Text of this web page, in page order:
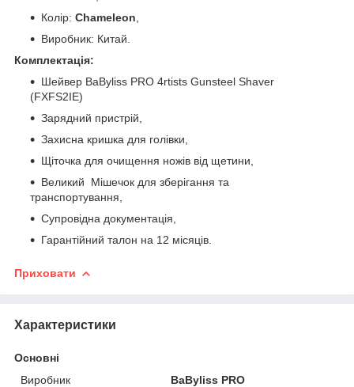
Колір: Chameleon
Виробник: Китай.
Комплектація:
Шейвер BaByliss PRO 4rtists Gunsteel Shaver
(FXFS2IE)
Зарядний пристрій,
Захисна кришка для голівки,
Щіточка для очищення ножів від щетини,
Великий Мішечок для зберігання та
транспортування,
Супровідна документація,
Гарантійний талон на 12 місяців.
Приховати
Характеристики
Основні
Виробник
BaByliss PRO